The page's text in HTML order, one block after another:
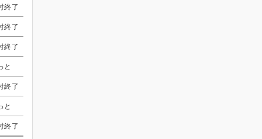
終了
終了
終了
と
終了
と
終了
終了
終了
終了
と
終了
と
終了
終了
終了
終了
と
終了
と
終了
終了
終了
終了
と
終了
と
終了